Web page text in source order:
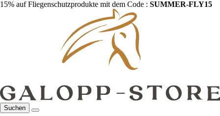
15% auf Fliegenschutzprodukte mit dem Code : SUMMER-FLY15
Suchen